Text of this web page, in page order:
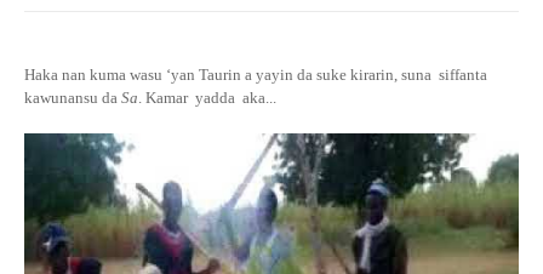
Haka nan kuma wasu ‘yan Taurin a yayin da suke kirarin, suna siffanta
kawunansu da Sa. Kamar yadda aka...